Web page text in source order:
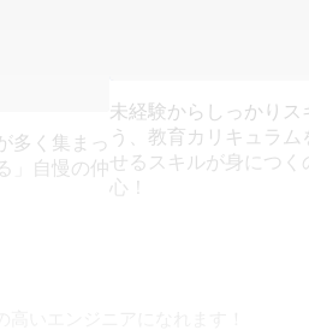
多く集まっ
」自慢の仲
未経験からしっかりス
う、教育カリキュラ
せるスキルが身につく
心！